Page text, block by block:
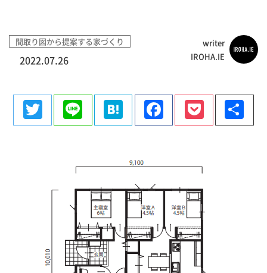
間取り図から提案する家づくり
2022.07.26
writer
IROHA.IE
TwitterLine HatenaFacebook
Pocket
有